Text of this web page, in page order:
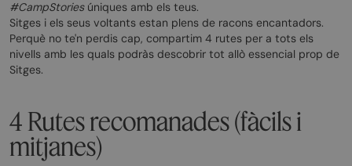
#CampStoriesúniques amb els teus.
Sitges i els seus voltants estan plens de racons encantadors.
Perquè no te'n perdis cap, compartim 4 rutes per a tots els
nivells amb les quals podràs descobrir tot allò essencial prop de
Sitges.
4 Rutes recomanades (fàcils i
mitjanes)